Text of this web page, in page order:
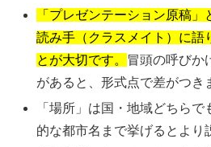
「プレゼンテーション原稿」
読み手（クラスメイト）に語
とが大切です。
冒頭の呼びか
があると、形式点で差がつき
「場所」は国・地域どちら
的な都市名まで挙げるとより